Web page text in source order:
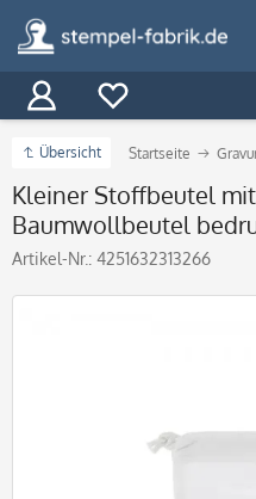
Übersicht Startseite
Kleiner Stoffbeutel
Baumwollbeutel
Artikel-Nr.: 4251632313266